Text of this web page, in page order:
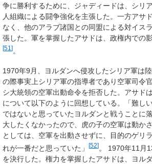
争に勝利するために、ジャディードは、シリ
人組織による闘争強化を主張した。一方アサ
なく、他のアラブ諸国との同盟による対イス
張した。軍を掌握したアサドは、政権内での
[51 ] 。
1970年9月、ヨルダンへ侵攻したシリア軍は
の際事実上シリア軍の指導者であり空軍司令
シ大統領の空軍出動命令を拒否した。アサド
について以下のように回想している。「難し
ではないと思っていたヨルダンと戦うことに
大したくなかったので、虎の子の空軍は動か
としては、空軍を出動させずに、目的のゲリ
れが一番だと思っていた」
[52] 。 1970年11月
を決行した。権力を掌握したアサドは、ヨル